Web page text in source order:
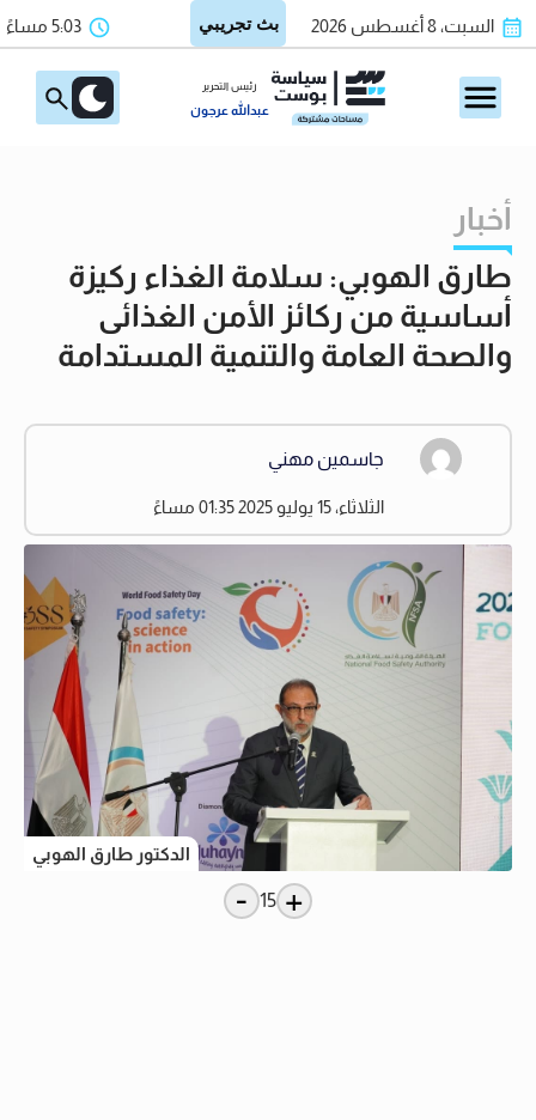
السبت، 8 أغسطس 2026 5:03 مساءً
رئيس التحرير
عبدالله عرجون
أخبار
طارق الهوبي: سلامة الغذاء ركيزة
أساسية من ركائز الأمن الغذائى
والصحة العامة والتنمية المستدامة
جاسمين مهني
الثلاثاء، 15 يوليو 2025 01:35 مساءً
الدكتور طارق الهوبي
+
15
-